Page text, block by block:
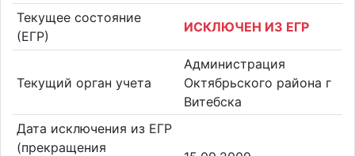
Текущее состояние
(ЕГР)
ИСКЛЮЧЕН ИЗ ЕГР
Текущий орган учета
Администрация
Октябрьского района г
Витебска
Дата исключения из ЕГР
(прекращения